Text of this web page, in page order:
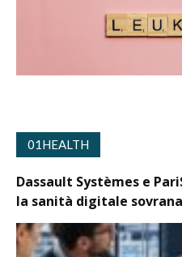
01HEALTH
Dassault Systèmes e
la sanità digitale